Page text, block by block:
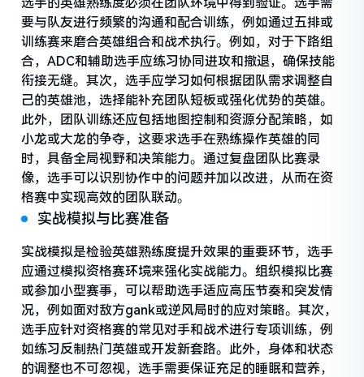
要与队友进行频繁的沟通和配合训练，例如通过五排或
训练赛来磨合英雄组合和战术执行。例如，对于下路组
合，ADC和辅助选手应练习协同进攻和撤退，确保技能
衔接无缝。其次，选手应学习如何根据团队需求调整自
己的英雄池，选择能补充团队短板或强化优势的英雄。
此外，团队训练还应包括地图控制和资源分配策略，如
小龙或大龙的争夺，这要求选手在熟练操作英雄的同
时，具备全局视野和决策能力。通过复盘团队比赛录
像，选手可以识别协作中的问题并加以改进，从而在资
格赛中实现高效的团队联动。
实战模拟与比赛准备
实战模拟是检验英雄熟练度提升效果的重要环节，选手
应通过模拟资格赛环境来强化实战能力。组织模拟比赛
或参加小型赛事，可以帮助选手适应高压节奏和突发情
况，例如面对敌方gank或逆风局时的应对策略。其次，
选手应针对资格赛的常见对手和战术进行专项训练，例
如练习反制热门英雄或开发新套路。此外，身体和状态
的调整也不可忽视，选手需要保证充足的睡眠和营养，